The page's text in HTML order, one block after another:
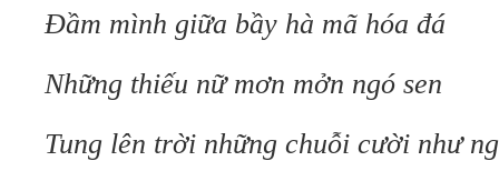
Đầm mình giữa bầy hà mã hóa đá
Những thiếu nữ mơn mởn ngó sen
Tung lên trời những chuỗi cười như